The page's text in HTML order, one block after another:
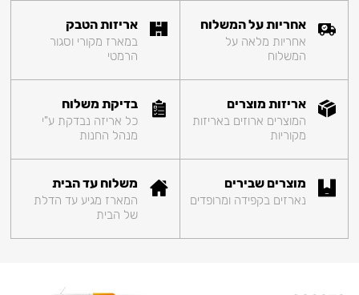
אחריות על המשלוח
אחריות מלאה על
המשלוח
אריזות הטבק
במארז מקורי וסגור
הרמטי
אריזות מוצרים
המוצרים ארוזים באריזות
מקוריות
בדיקת משלוח
כל אריזה נבדקת ע"י
מנהל החנות
מוצרים שבירים
נארזים בקפידה ומרופדים
משלוח עד הבית
המארז מגיע עד הדלת
של הבית